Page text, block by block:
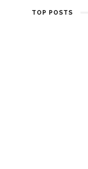
TOP POSTS